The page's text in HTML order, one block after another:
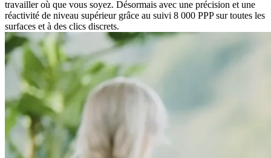
travailler où que vous soyez. Désormais avec une précision et une
réactivité de niveau supérieur grâce au suivi 8 000 PPP sur toutes les
surfaces et à des clics discrets.